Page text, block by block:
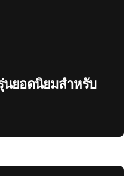
นยอดนิยมสำหรับ